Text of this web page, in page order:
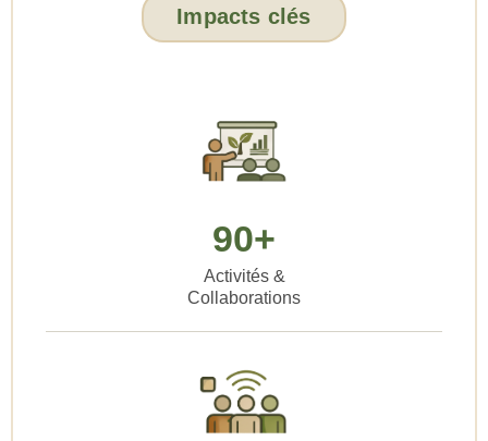
Impacts clés
90+
Activités &
Collaborations